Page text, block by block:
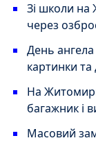
Зі школи на
через
День ангела
картинки та
На
багажник і
Масовий